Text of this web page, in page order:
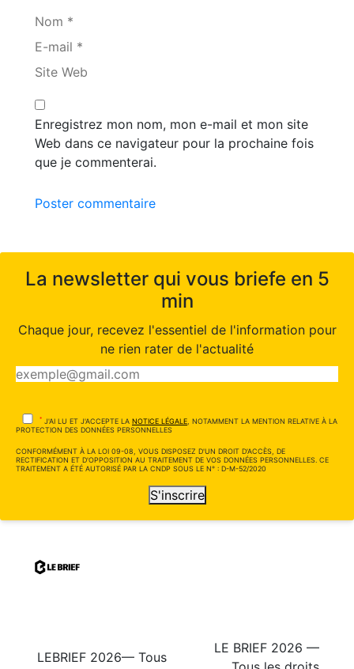
Nom *
E-mail *
Site Web
Enregistrez mon nom, mon e-mail et mon site
Web dans ce navigateur pour la prochaine fois
que je commenterai.
Poster commentaire
La newsletter qui vous briefe en 5
min
Chaque jour, recevez l'essentiel de l'information pour
ne rien rater de l'actualité
* J'AI LU ET J'ACCEPTE LA NOTICE LÉGALE , NOTAMMENT LA MENTION RELATIVE À LA
PROTECTION DES DONNÉES PERSONNELLES
CONFORMÉMENT À LA LOI 09-08, VOUS DISPOSEZ D'UN DROIT D'ACCÈS, DE
RECTIFICATION ET D'OPPOSITION AU TRAITEMENT DE VOS DONNÉES PERSONNELLES. CE
TRAITEMENT A ÉTÉ AUTORISÉ PAR LA CNDP SOUS LE N° : D-M-52/2020
S'inscrire
LEBRIEF 2026— Tous
LE BRIEF 2026 —